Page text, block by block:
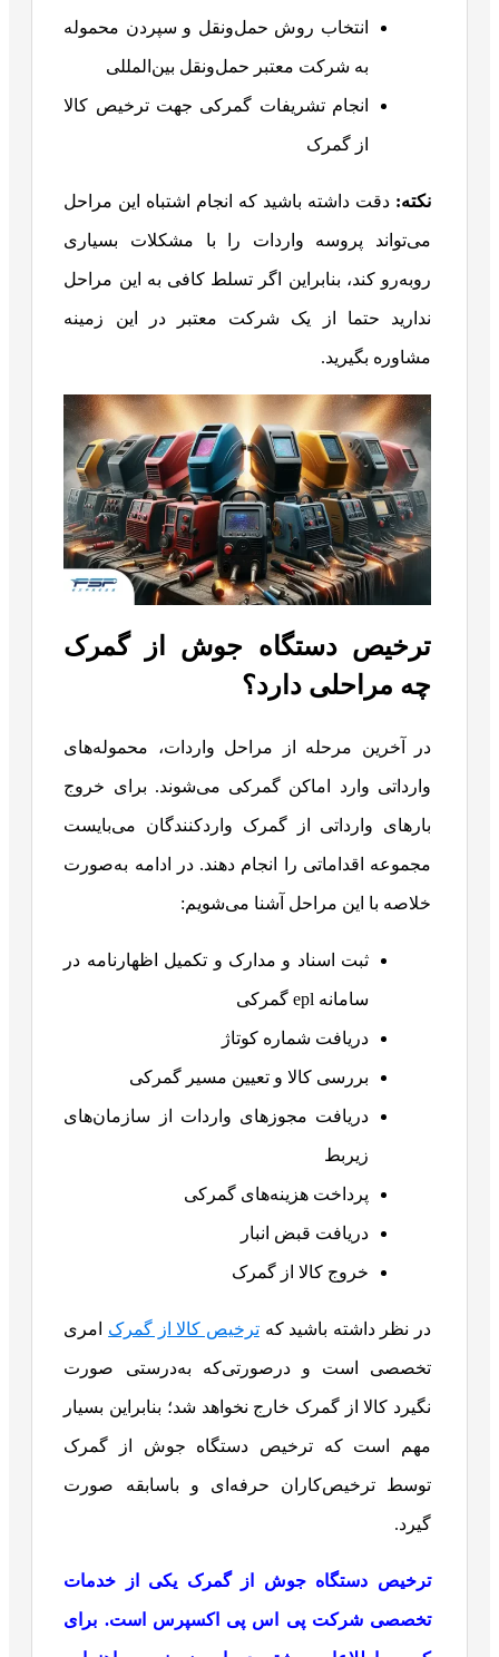
انتخاب روش حمل‌و‌نقل و سپردن محموله
به شرکت معتبر حمل‌و‌نقل بین‌المللی
انجام تشریفات گمرکی جهت ترخیص کالا
از گمرک
نکته: دقت داشته باشید که انجام اشتباه این مراحل
می‌تواند پروسه واردات را با مشکلات بسیاری
روبه‌رو کند، بنابراین اگر تسلط کافی به این مراحل
ندارید حتما از یک شرکت معتبر در این زمینه
مشاوره بگیرید.
ترخیص دستگاه جوش از گمرک
چه مراحلی دارد؟
در آخرین مرحله از مراحل واردات، محموله‌های
وارداتی وارد اماکن گمرکی می‌شوند. برای خروج
بارهای وارداتی از گمرک واردکنندگان می‌بایست
مجموعه اقداماتی را انجام دهند. در ادامه به‌صورت
خلاصه با این مراحل آشنا می‌شویم:
ثبت اسناد و مدارک و تکمیل اظهارنامه در
سامانه epl گمرکی
دریافت شماره کوتاژ
بررسی کالا و تعیین مسیر گمرکی
دریافت مجوزهای واردات از سازمان‌های
زیربط
پرداخت هزینه‌های گمرکی
دریافت قبض انبار
خروج کالا از گمرک
در نظر داشته باشید کهترخیص کالا از گمرک امری
تخصصی است و درصورتی‌که به‌درستی صورت
نگیرد کالا از گمرک خارج نخواهد شد؛ بنابراین بسیار
مهم است که ترخیص دستگاه جوش از گمرک
توسط ترخیص‌کاران حرفه‌ای و باسابقه صورت
گیرد.
ترخیص دستگاه جوش از گمرک یکی از خدمات
تخصصی شرکت پی اس پی اکسپرس است. برای